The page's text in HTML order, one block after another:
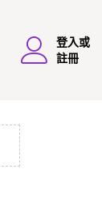
登入或
註冊